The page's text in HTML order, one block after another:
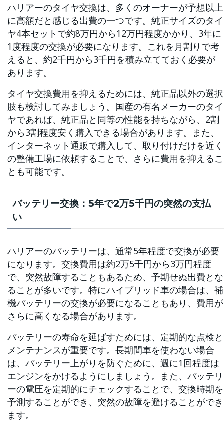
ハリアーのタイヤ交換は、多くのオーナーが予想以上
に高額だと感じる出費の一つです。純正サイズのタイ
ヤ4本セットで約8万円から12万円程度かかり、3年に
1度程度の交換が必要になります。これを月割りで考
えると、約2千円から3千円を積み立てておく必要が
あります。
タイヤ交換費用を抑えるためには、純正品以外の選択
肢も検討してみましょう。国産の有名メーカーのタイ
ヤであれば、純正品と同等の性能を持ちながら、2割
から3割程度安く購入できる場合があります。また、
インターネット通販で購入して、取り付けだけを近く
の整備工場に依頼することで、さらに費用を抑えるこ
とも可能です。
バッテリー交換：5年で2万5千円の突然の支払
い
ハリアーのバッテリーは、通常5年程度で交換が必要
になります。交換費用は約2万5千円から3万円程度
で、突然故障することもあるため、予期せぬ出費とな
ることが多いです。特にハイブリッド車の場合は、補
機バッテリーの交換が必要になることもあり、費用が
さらに高くなる場合があります。
バッテリーの寿命を延ばすためには、定期的な点検と
メンテナンスが重要です。長期間車を使わない場合
は、バッテリー上がりを防ぐために、週に1回程度は
エンジンをかけるようにしましょう。また、バッテリ
ーの電圧を定期的にチェックすることで、交換時期を
予測することができ、突然の故障を避けることができ
ます。